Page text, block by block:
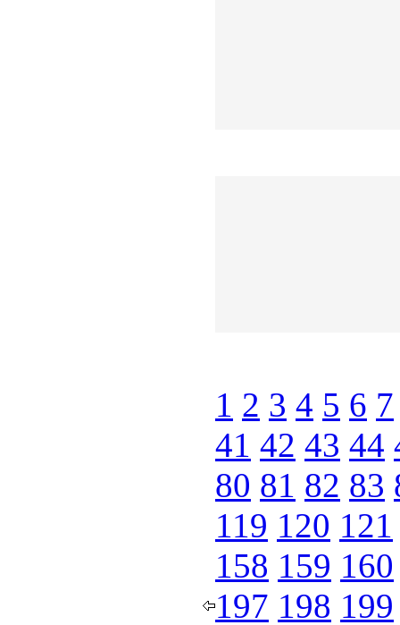
1 2 3 4 5 6 7
41 42 43 44
80 81 82 83
119 120 121
158 159 160
197 198 199